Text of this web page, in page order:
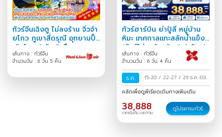
ทัวร์จีนเฉิงตู ไม่ลงร้าน จิ่วจ้า
ยโกว ภูเขาสี่ดรุณี อุทยานปี้
เผิงโกว 6 วัน 5 คืน
เส้นทาง : ทัวร์จีน
จำนวนวัน : 6 วัน 5 คืน
ทัวร์ฮาร์บิน ย่าปู้ลี่ หมู่บ้าน
หิมะ เทศกาลแกะสลักน้ำแข็ง
(ทัวร์ไม่ลงร้านช้อป) 6 วัน 4
คืน
เส้นทาง : ทัวร์จีน
จำนวนวัน : 6 วัน 4 คืน
ธ.ค. 15-20 / 22-27 / 29 ธ.ค.-03
ม.ค./
คลิกเพื่อดูพีเรียดเดินทางเพิ่มเติม
38,888
ราคาเริ่มต้น บาท/ท่าน
ดูโปรแกรมทัวร์